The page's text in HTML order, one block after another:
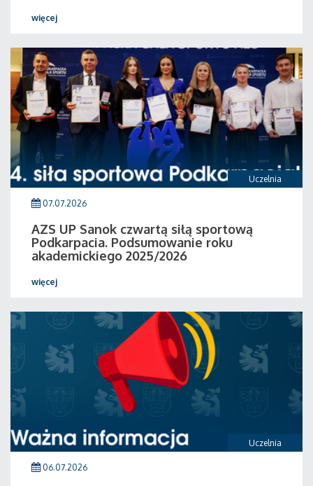
więcej
Uczelnia
07.07.2026
AZS UP Sanok czwartą siłą sportową
Podkarpacia. Podsumowanie roku
akademickiego 2025/2026
więcej
Uczelnia
06.07.2026